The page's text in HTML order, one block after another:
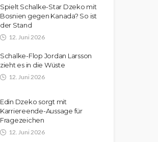
Spielt Schalke-Star Dzeko mit
Bosnien gegen Kanada? So ist
der Stand
12. Juni 2026
Schalke-Flop Jordan Larsson
zieht es in die Wüste
12. Juni 2026
Edin Dzeko sorgt mit
Karriereende-Aussage für
Fragezeichen
12. Juni 2026